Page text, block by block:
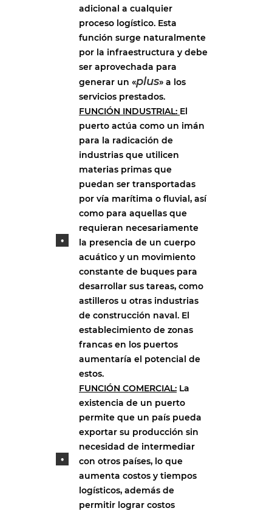
adicional a cualquier
proceso logístico. Esta
función surge naturalmente
por la infraestructura y debe
ser aprovechada para
generar un «plus» a los
servicios prestados.
FUNCIÓN INDUSTRIAL: El
puerto actúa como un imán
para la radicación de
industrias que utilicen
materias primas que
puedan ser transportadas
por vía marítima o fluvial, así
como para aquellas que
requieran necesariamente
la presencia de un cuerpo
acuático y un movimiento
constante de buques para
desarrollar sus tareas, como
astilleros u otras industrias
de construcción naval. El
establecimiento de zonas
francas en los puertos
aumentaría el potencial de
estos.
FUNCIÓN COMERCIAL: La
existencia de un puerto
permite que un país pueda
exportar su producción sin
necesidad de intermediar
con otros países, lo que
aumenta costos y tiempos
logísticos, además de
permitir lograr costos